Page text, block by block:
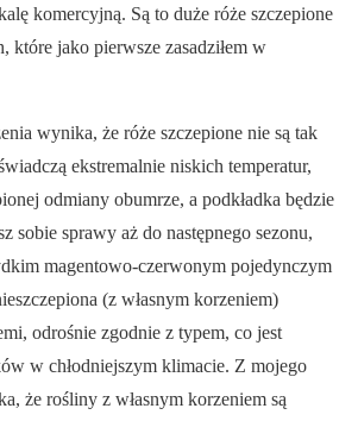
komercyjną. Są to duże róże szczepione
które jako pierwsze zasadziłem w
wynika, że róże szczepione nie są tak
ekstremalnie niskich temperatur,
odmiany obumrze, a podkładka będzie
sobie sprawy aż do następnego sezonu,
magentowo-czerwonym pojedynczym
(z własnym korzeniem)
odrośnie zgodnie z typem, co jest
w chłodniejszym klimacie. Z mojego
że rośliny z własnym korzeniem są